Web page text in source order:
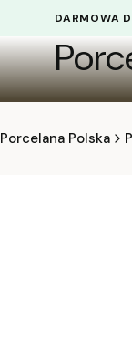
Porcelana Polska